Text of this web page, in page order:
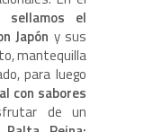
sellamos el
Japón y sus
mantequilla
para luego
con sabores
de un